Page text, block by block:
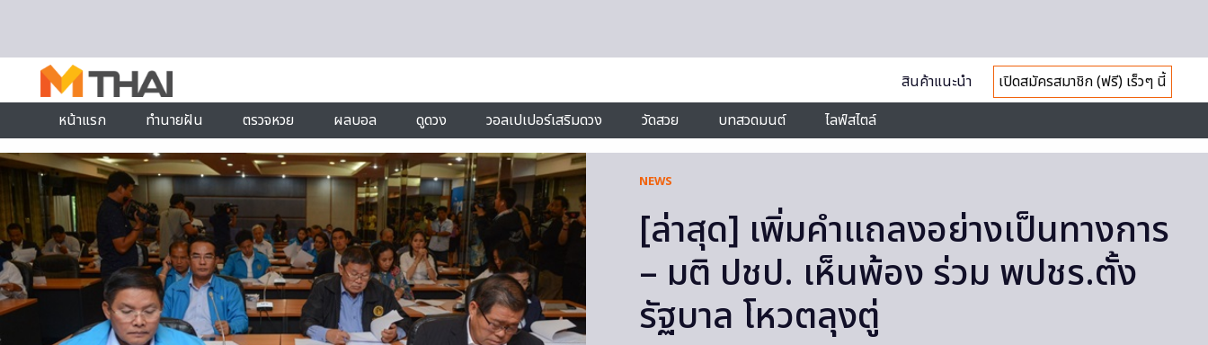
สินค้าแนะนำ
เปิดสมัครสมาชิก (ฟรี) เร็วๆ นี้
หน้าแรก
ทำนายฝัน ตรวจหวย ผลบอล ดูดวง วอลเปเปอร์เสริมดวง วัดสวย บทสวดมนต์ ไลฟ์สไตล์
NEWS
[ล่าสุด] เพิ่มคำแถลงอย่างเป็นทางการ
– มติ ปชป. เห็นพ้อง ร่วม พปชร.ตั้ง
รัฐบาล โหวตลุงตู่